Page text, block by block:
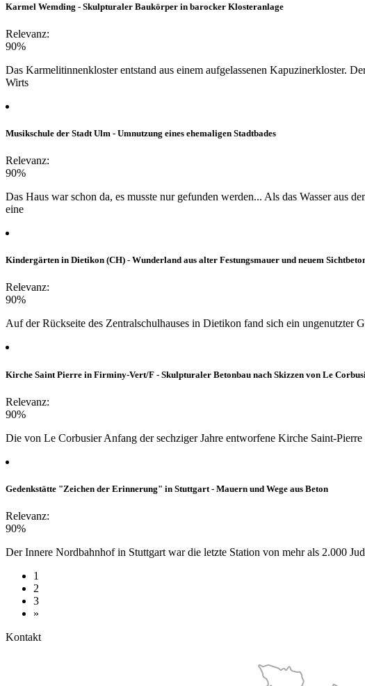
Karmel Wemding - Skulpturaler Baukörper in barocker Klosteranlage
Relevanz:
90%
Das Karmelitinnenkloster entstand aus einem aufgelassenen Kapuzinerkloster.
Wirts
Musikschule der Stadt Ulm - Umnutzung eines ehemaligen Stadtbades
Relevanz:
90%
Das Haus war schon da, es musste nur gefunden werden... Als das Wasser aus
eine
Kindergärten in Dietikon (CH) - Wunderland aus alter Festungsmauer und neuem
Relevanz:
90%
Auf der Rückseite des Zentralschulhauses in Dietikon fand sich ein
Kirche Saint Pierre in Firminy-Vert/F - Skulpturaler Betonbau nach Skizzen von Le
Relevanz:
90%
Die von Le Corbusier Anfang der sechziger Jahre entworfene Kirche Saint-
Gedenkstätte "Zeichen der Erinnerung" in Stuttgart - Mauern und Wege aus Beton
Relevanz:
90%
Der Innere Nordbahnhof in Stuttgart war die letzte Station von mehr als 2.000
1
2
3
»
Kontakt